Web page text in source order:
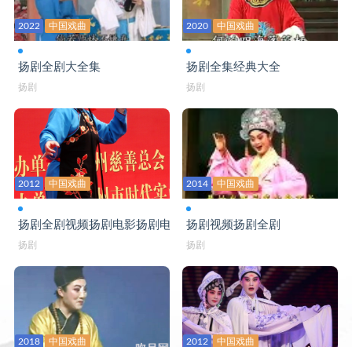
2022 中国戏曲
扬剧全剧大全集
扬剧
2020 中国戏曲
扬剧全集经典大全
扬剧
2012 中国戏曲
扬剧全剧视频扬剧电影扬剧电视剧全集
扬剧
2014 中国戏曲
扬剧视频扬剧全剧
扬剧
2018 中国戏曲 2012 中国戏曲